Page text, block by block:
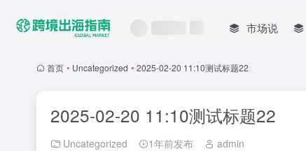
市场说
首页 • Uncategorized • 2025-02-20 11:10测试标题22
2025-02-20 11:10测试标题22
Uncategorized 1年前发布 admin